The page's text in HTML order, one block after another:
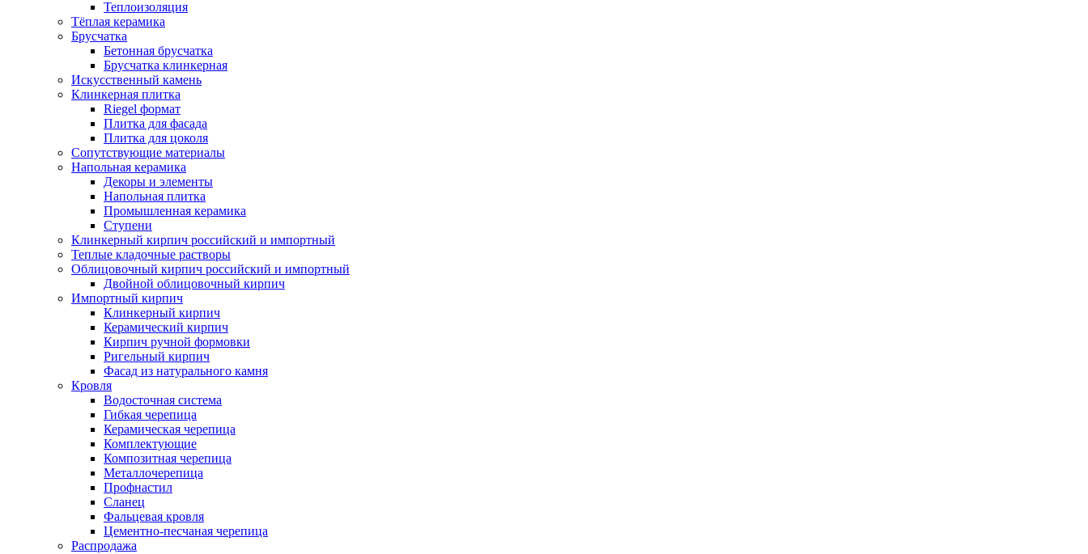
Теплоизоляция
Тёплая керамика
Брусчатка
Бетонная брусчатка
Брусчатка клинкерная
Искусственный камень
Клинкерная плитка
Riegel формат
Плитка для фасада
Плитка для цоколя
Сопутствующие материалы
Напольная керамика
Декоры и элементы
Напольная плитка
Промышленная керамика
Ступени
Клинкерный кирпич российский и импортный
Теплые кладочные растворы
Облицовочный кирпич российский и импортный
Двойной облицовочный кирпич
Импортный кирпич
Клинкерный кирпич
Керамический кирпич
Кирпич ручной формовки
Ригельный кирпич
Фасад из натурального камня
Кровля
Водосточная система
Гибкая черепица
Керамическая черепица
Комплектующие
Композитная черепица
Металлочерепица
Профнастил
Сланец
Фальцевая кровля
Цементно-песчаная черепица
Распродажа